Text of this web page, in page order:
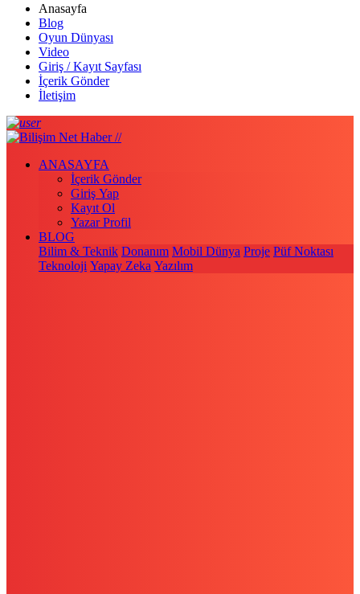
Anasayfa
Blog
Oyun Dünyası
Video
Giriş / Kayıt Sayfası
İçerik Gönder
İletişim
ANASAYFA
İçerik Gönder
Giriş Yap
Kayıt Ol
Yazar Profil
BLOG
Bilim & Teknik Donanım Mobil Dünya Proje Püf Noktası
Teknoloji Yapay Zeka Yazılım